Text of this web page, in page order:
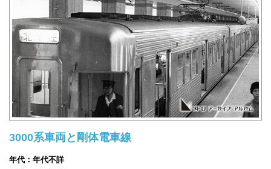
3000系車両と剛体電車線
年代：年代不詳